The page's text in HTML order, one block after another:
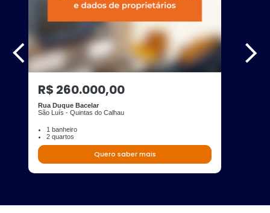
R$ 260.000,00
Rua Duque Bacelar
São Luís - Quintas do Calhau
1 banheiro
2 quartos
Quero saber mais